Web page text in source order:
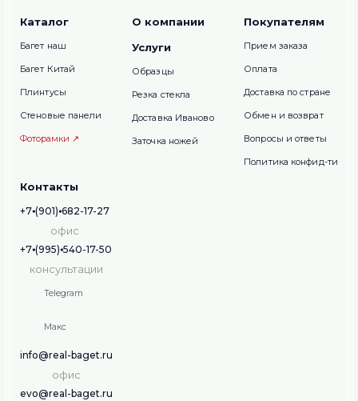
Каталог
Багет наш
Багет Китай
Плинтусы
Стеновые панели
Фоторамки ↗
О компании
Услуги
Образцы
Резка стекла
Доставка Иваново
Заточка ножей
Покупателям
Прием заказа
Оплата
Доставка по стране
Обмен и возврат
Вопросы и ответы
Политика конфид-ти
Контакты
+7⦁(901)⦁682-17-27
офис
+7⦁(995)⦁540-17-50
консультации
Telegram
Макс
info@real-baget.ru
офис
evo@real-baget.ru